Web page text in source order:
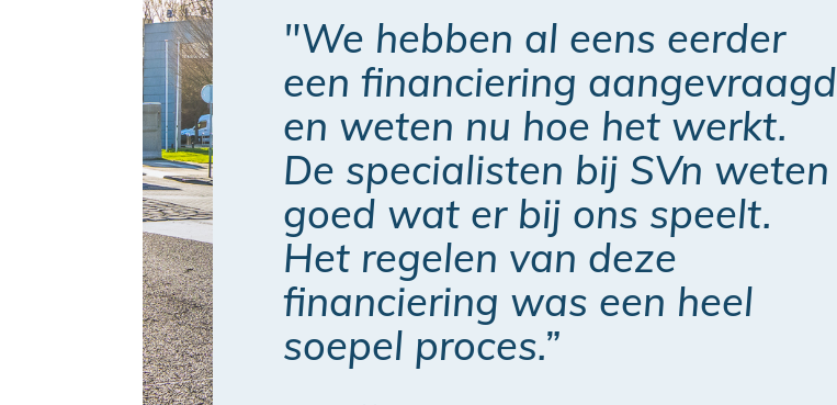
"We hebben al eens eerder
een financiering aangevraagd
en weten nu hoe het werkt.
De specialisten bij SVn weten
goed wat er bij ons speelt.
Het regelen van deze
financiering was een heel
soepel proces.”